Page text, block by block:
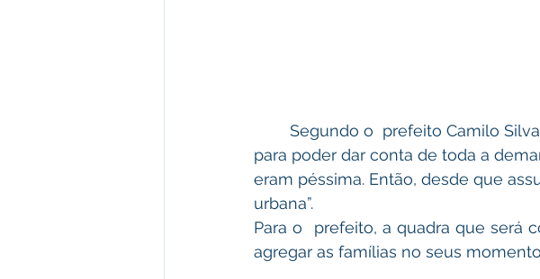
para poder dar conta de toda a
eram péssima. Então, desde que
urbana”.
Para o  prefeito, a quadra que será
agregar as famílias no seus